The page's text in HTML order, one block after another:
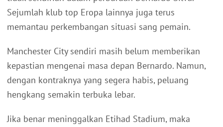
Sejumlah klub top Eropa lainnya juga terus
memantau perkembangan situasi sang pemain.
Manchester City sendiri masih belum memberikan
kepastian mengenai masa depan Bernardo. Namun,
dengan kontraknya yang segera habis, peluang
hengkang semakin terbuka lebar.
Jika benar meninggalkan Etihad Stadium, maka